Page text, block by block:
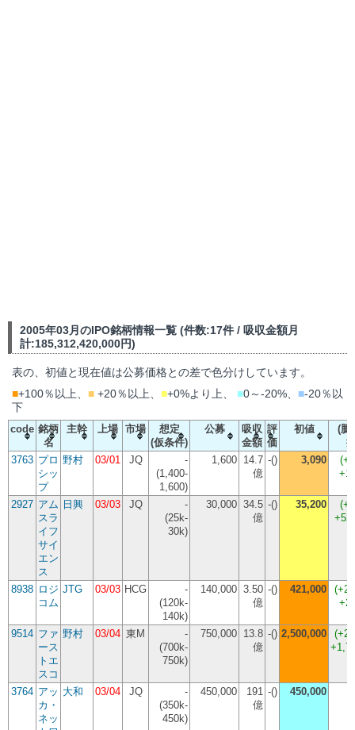
2005年03月のIPO銘柄情報一覧 (件数:17件 / 吸収金額月
計:185,312,420,000円)
表の、初値と現在値は公募価格との差で色分けしています。
■+100％以上、 ■ +20％以上、 ■+0%より上、 ■0～-20%、 ■-20％以
下
code 銘柄
名
主幹 上場 市場
想定
(仮条件)
公募
吸収
金額
評
価
初値
(騰
3763 プロ
シッ
プ
野村 03/01 JQ
-
(1,400-
1,600)
1,600 14.7
億
-() 3,090 (
2927 アム
スラ
イフ
サイ
エン
ス
日興 03/03 JQ
-
(25k-
30k)
30,000 34.5
億
-() 35,200 (
8938 ロジ
コム
JTG 03/03 HCG
-
(120k-
140k)
140,000 3.50
億
-() 421,000 (
9514 ファ
ース
トエ
スコ
野村 03/04 東M
-
(700k-
750k)
750,000 13.8
億
-() 2,500,000 (
3764 アッ
カ・
ネッ
大和 03/04 JQ
-
(350k-
450k)
450,000
191
億
-() 450,000